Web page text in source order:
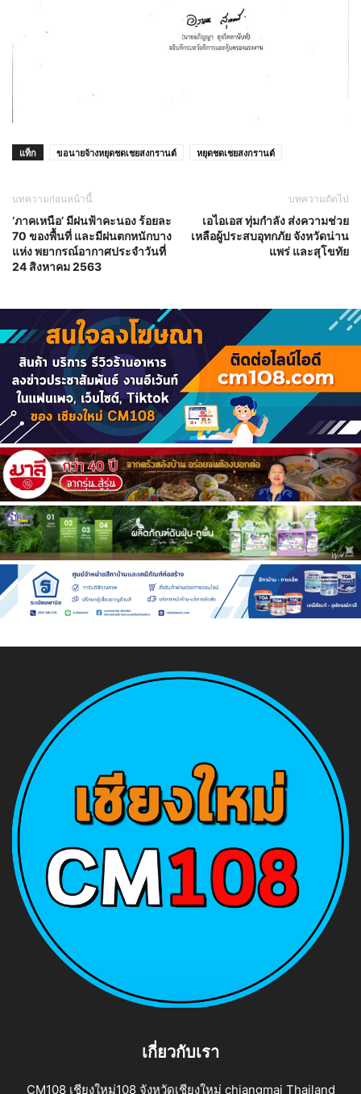
แท็ก ขอนายจ้างหยุดชดเชยสงกรานต์ หยุดชดเชยสงกรานต์
บทความก่อนหน้านี้
‘ภาคเหนือ’ มีฝนฟ้าคะนอง ร้อยละ
70 ของพื้นที่ และมีฝนตกหนักบาง
แห่ง พยากรณ์อากาศประจำวันที่
24 สิงหาคม 2563
บทความถัดไป
เอไอเอส ทุ่มกำลัง ส่งความช่วย
เหลือผู้ประสบอุทกภัย จังหวัดน่าน
แพร่ และสุโขทัย
เกี่ยวกับเรา
CM108 เชียงใหม่108 จังหวัดเชียงใหม่ chiangmai Thailand